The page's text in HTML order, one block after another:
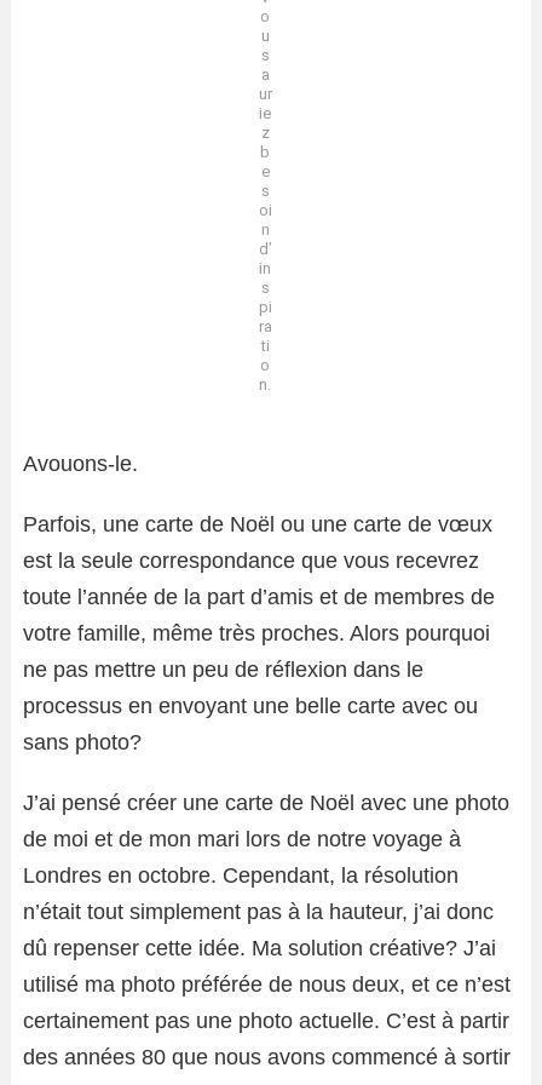
o
u
s
a
ur
ie
z
b
e
s
oi
n
d’
in
s
pi
ra
ti
o
n.
Avouons-le.
Parfois, une carte de Noël ou une carte de vœux
est la seule correspondance que vous recevrez
toute l’année de la part d’amis et de membres de
votre famille, même très proches. Alors pourquoi
ne pas mettre un peu de réflexion dans le
processus en envoyant une belle carte avec ou
sans photo?
J’ai pensé créer une carte de Noël avec une photo
de moi et de mon mari lors de notre voyage à
Londres en octobre. Cependant, la résolution
n’était tout simplement pas à la hauteur, j’ai donc
dû repenser cette idée. Ma solution créative? J’ai
utilisé ma photo préférée de nous deux, et ce n’est
certainement pas une photo actuelle. C’est à partir
des années 80 que nous avons commencé à sortir